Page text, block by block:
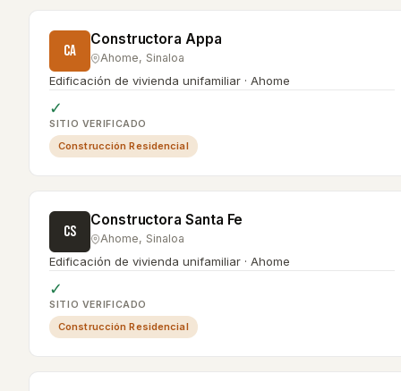
CA
Constructora Appa
Ahome, Sinaloa
Edificación de vivienda unifamiliar · Ahome
✓
SITIO VERIFICADO
Construcción Residencial
CS
Constructora Santa Fe
Ahome, Sinaloa
Edificación de vivienda unifamiliar · Ahome
✓
SITIO VERIFICADO
Construcción Residencial